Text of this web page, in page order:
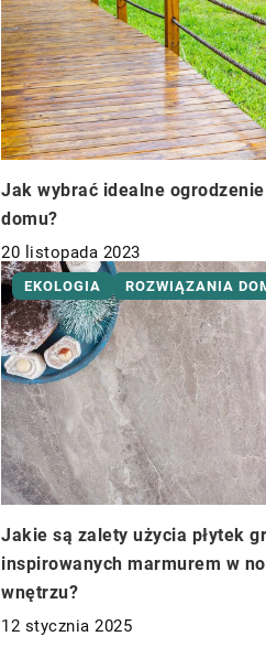
Jak wybrać idealne
domu?
20 listopada 2023
EKOLOGIA ROZWIĄZANIA
Jakie są zalety użycia płytek
inspirowanych marmurem w
wnętrzu?
12 stycznia 2025